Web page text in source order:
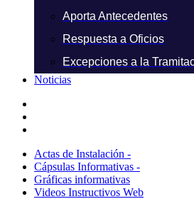
Aporta Antecedentes
Respuesta a Oficios
Excepciones a la
Noticias
Actas de Instalación -
Cápsulas Informativas -
Gráficas informativas
Videos Instructivos Web